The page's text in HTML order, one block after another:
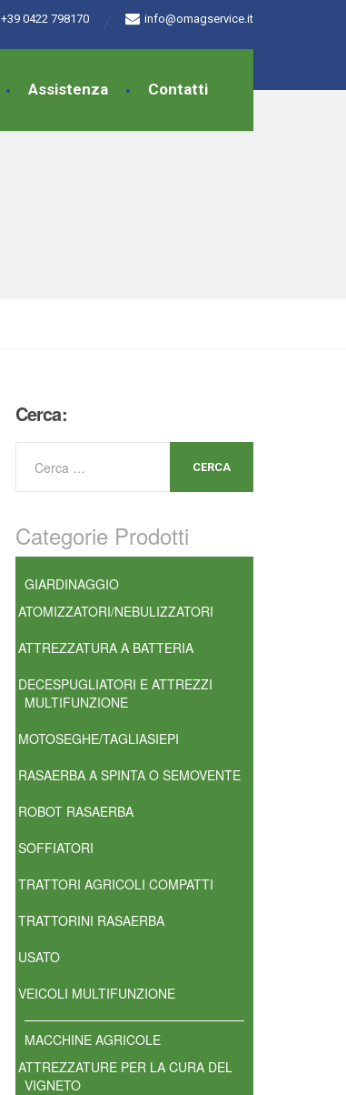
+39 0422 798170 info@omagservice.it
Assistenza Contatti
Cerca:
Categorie Prodotti
GIARDINAGGIO
ATOMIZZATORI/NEBULIZZATORI
ATTREZZATURA A BATTERIA
DECESPUGLIATORI E ATTREZZI
MULTIFUNZIONE
MOTOSEGHE/TAGLIASIEPI
RASAERBA A SPINTA O SEMOVENTE
ROBOT RASAERBA
SOFFIATORI
TRATTORI AGRICOLI COMPATTI
TRATTORINI RASAERBA
USATO
VEICOLI MULTIFUNZIONE
MACCHINE AGRICOLE
ATTREZZATURE PER LA CURA DEL
VIGNETO